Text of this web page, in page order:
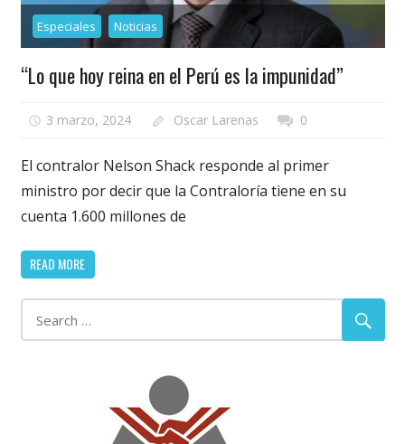
Especiales Noticias
“Lo que hoy reina en el Perú es la impunidad”
3 marzo, 2024 Oscar Larenas 0
El contralor Nelson Shack responde al primer
ministro por decir que la Contraloría tiene en su
cuenta 1.600 millones de
READ MORE